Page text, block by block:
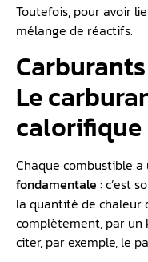
Toutefois, pour avoir
mélange de réactifs.
Le
calorifique
Chaque combustible a
fondamentale : c’est
la quantité de chaleur
complètement, par un
citer, par exemple, le